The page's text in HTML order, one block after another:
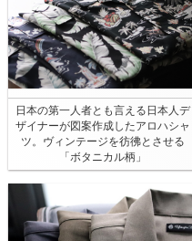
日本の第一人者とも言える日本人デ
ザイナーが図案作成したアロハシャ
ツ。ヴィンテージを彷彿とさせる
「ボタニカル柄」